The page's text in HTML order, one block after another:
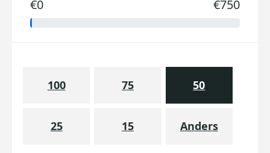
€0 €750
100 75 50
25 15 Anders